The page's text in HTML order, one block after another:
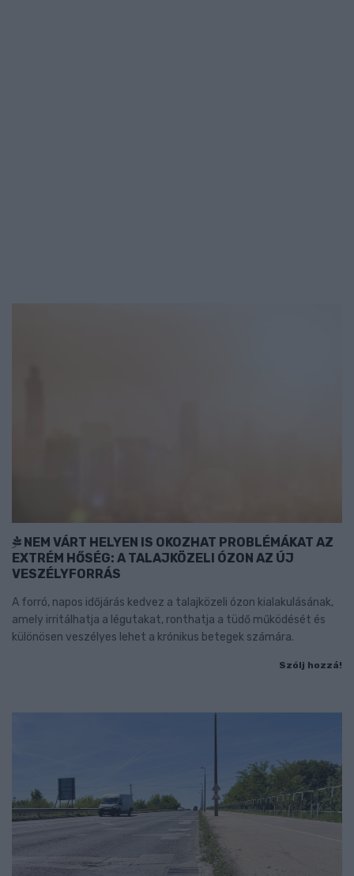
NEM VÁRT HELYEN IS OKOZHAT PROBLÉMÁKAT AZ
EXTRÉM HŐSÉG: A TALAJKÖZELI ÓZON AZ ÚJ
VESZÉLYFORRÁS
A forró, napos időjárás kedvez a talajközeli ózon kialakulásának,
amely irritálhatja a légutakat, ronthatja a tüdő működését és
különösen veszélyes lehet a krónikus betegek számára.
Szólj hozzá!